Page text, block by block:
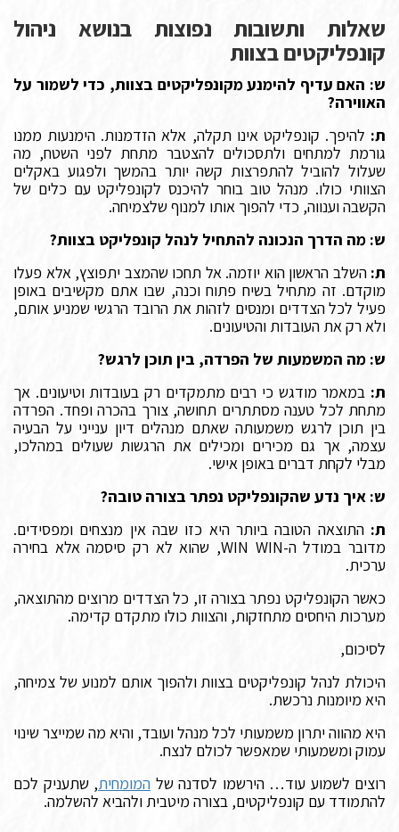
שאלות ותשובות נפוצות בנושא ניהול
קונפליקטים בצוות
ש: האם עדיף להימנע מקונפליקטים בצוות, כדי לשמור על
האווירה?
ת: להיפך. קונפליקט אינו תקלה, אלא הזדמנות. הימנעות ממנו
גורמת למתחים ולתסכולים להצטבר מתחת לפני השטח, מה
שעלול להוביל להתפרצות קשה יותר בהמשך ולפגוע באקלים
הצוותי כולו. מנהל טוב בוחר להיכנס לקונפליקט עם כלים של
הקשבה וענווה, כדי להפוך אותו למנוף שלצמיחה.
ש: מה הדרך הנכונה להתחיל לנהל קונפליקט בצוות?
ת: השלב הראשון הוא יוזמה. אל תחכו שהמצב יתפוצץ, אלא פעלו
מוקדם. זה מתחיל בשיח פתוח וכנה, שבו אתם מקשיבים באופן
פעיל לכל הצדדים ומנסים לזהות את הרובד הרגשי שמניע אותם,
ולא רק את העובדות והטיעונים.
ש: מה המשמעות של הפרדה, בין תוכן לרגש?
ת: במאמר מודגש כי רבים מתמקדים רק בעובדות וטיעונים. אך
מתחת לכל טענה מסתתרים תחושה, צורך בהכרה ופחד. הפרדה
בין תוכן לרגש משמעותה שאתם מנהלים דיון ענייני על הבעיה
עצמה, אך גם מכירים ומכילים את הרגשות שעולים במהלכו,
מבלי לקחת דברים באופן אישי.
ש: איך נדע שהקונפליקט נפתר בצורה טובה?
ת: התוצאה הטובה ביותר היא כזו שבה אין מנצחים ומפסידים.
מדובר במודל ה-WIN WIN, שהוא לא רק סיסמה אלא בחירה
ערכית.
כאשר הקונפליקט נפתר בצורה זו, כל הצדדים מרוצים מהתוצאה,
מערכות היחסים מתחזקות, והצוות כולו מתקדם קדימה.
לסיכום,
היכולת לנהל קונפליקטים בצוות ולהפוך אותם למנוע של צמיחה,
היא מיומנות נרכשת.
היא מהווה יתרון משמעותי לכל מנהל ועובד, והיא מה שמייצר שינוי
עמוק ומשמעותי שמאפשר לכולם לנצח.
רוצים לשמוע עוד… הירשמו לסדנה של המומחית, שתעניק לכם
להתמודד עם קונפליקטים, בצורה מיטבית ולהביא להשלמה.